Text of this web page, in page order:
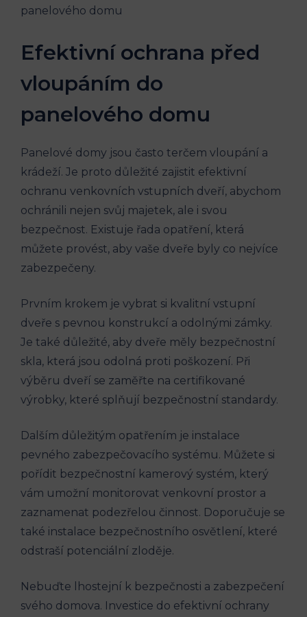
Efektivní ochrana před
vloupáním do
panelového domu
Panelové domy jsou často terčem vloupání a
krádeží. Je proto důležité zajistit efektivní
ochranu venkovních vstupních dveří, abychom
ochránili nejen svůj majetek, ale i svou
bezpečnost. Existuje řada opatření, která
můžete provést, aby vaše dveře byly co nejvíce
zabezpečeny.
Prvním krokem je vybrat si kvalitní vstupní
dveře s pevnou konstrukcí a odolnými zámky.
Je také důležité, aby dveře měly bezpečnostní
skla, která jsou odolná proti poškození. Při
výběru dveří se zaměřte na certifikované
výrobky, které splňují bezpečnostní standardy.
Dalším důležitým opatřením je instalace
pevného zabezpečovacího systému. Můžete si
pořídit bezpečnostní kamerový systém, který
vám umožní monitorovat venkovní prostor a
zaznamenat podezřelou činnost. Doporučuje se
také instalace bezpečnostního osvětlení, které
odstraší potenciální zloděje.
Nebuďte lhostejní k bezpečnosti a zabezpečení
svého domova. Investice do efektivní ochrany